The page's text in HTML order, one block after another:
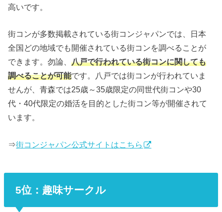
高いです。
街コンが多数掲載されている街コンジャパンでは、日本
全国どの地域でも開催されている街コンを調べることが
できます。勿論、八戸で行われている街コンに関しても
調べることが可能です。八戸では街コンが行われていま
せんが、青森では25歳～35歳限定の同世代街コンや30
代・40代限定の婚活を目的とした街コン等が開催されて
います。
⇒街コンジャパン公式サイトはこちら
5位：趣味サークル